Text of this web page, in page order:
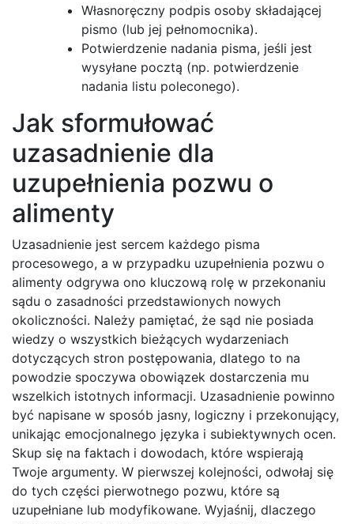
Własnoręczny podpis osoby składającej
pismo (lub jej pełnomocnika).
Potwierdzenie nadania pisma, jeśli jest
wysyłane pocztą (np. potwierdzenie
nadania listu poleconego).
Jak sformułować
uzasadnienie dla
uzupełnienia pozwu o
alimenty
Uzasadnienie jest sercem każdego pisma
procesowego, a w przypadku uzupełnienia pozwu o
alimenty odgrywa ono kluczową rolę w przekonaniu
sądu o zasadności przedstawionych nowych
okoliczności. Należy pamiętać, że sąd nie posiada
wiedzy o wszystkich bieżących wydarzeniach
dotyczących stron postępowania, dlatego to na
powodzie spoczywa obowiązek dostarczenia mu
wszelkich istotnych informacji. Uzasadnienie powinno
być napisane w sposób jasny, logiczny i przekonujący,
unikając emocjonalnego języka i subiektywnych ocen.
Skup się na faktach i dowodach, które wspierają
Twoje argumenty. W pierwszej kolejności, odwołaj się
do tych części pierwotnego pozwu, które są
uzupełniane lub modyfikowane. Wyjaśnij, dlaczego